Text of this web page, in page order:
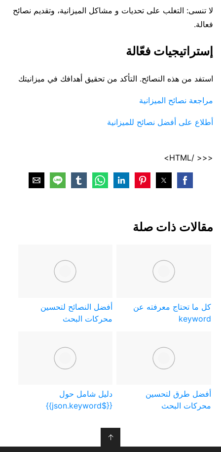
لا تنسى: التغلب على تحديات و مشاكل الميزانية، وتقديم نصائح
فعالة.
إستراتيجيات فعّالة
استفد من هذه النصائح. التأكد من تحقيق أهدافك في ميزانيتك
مراجعة نصائح الميزانية
أطلاع على أفضل نصائح للميزانية
<<< /HTML>
مقالات ذات صلة
كل ما تحتاج معرفته عن
keyword
أفضل النصائح لتحسين
محركات البحث
أفضل طرق لتحسين
محركات البحث
دليل شامل حول
{{$json.keyword}}
↑